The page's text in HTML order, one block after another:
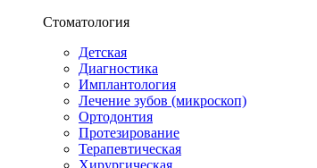
Стоматология
Детская
Диагностика
Имплантология
Лечение зубов (микроскоп)
Ортодонтия
Протезирование
Терапевтическая
Хирургическая